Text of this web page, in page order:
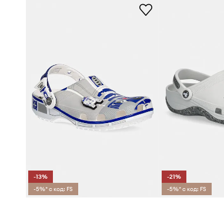
-13%
-5%* с код: FS
-21%
-5%* с код: FS